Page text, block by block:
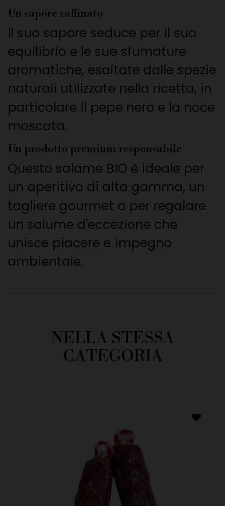
Un sapore raffinato
Il suo sapore seduce per il suo
equilibrio e le sue sfumature
aromatiche, esaltate dalle spezie
naturali utilizzate nella ricetta, in
particolare il pepe nero e la noce
moscata.
Un prodotto premium responsabile
Questo salame BIO è ideale per
un aperitivo di alta gamma, un
tagliere gourmet o per regalare
un salume d'eccezione che
unisce piacere e impegno
ambientale.
NELLA STESSA
CATEGORIA